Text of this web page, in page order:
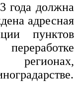
года должна
адресная
пунктов